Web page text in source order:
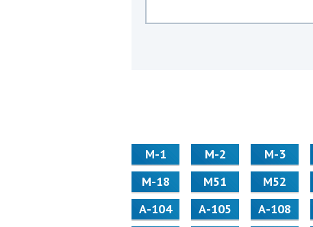
М-1 М-2 М-3
М-18
М51 М52
А-104
А-105 А-108